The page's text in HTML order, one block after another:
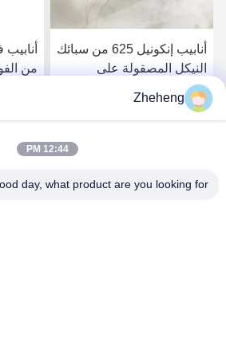
أنابيب إنكونيل 625 من سبائك
النيكل المصقولة على
الساخن، صفائح، ألواح، أنابيب
ملحومة
احصل على افضل سعر
من
Zheheng
12:44 PM
day, what product are you looking for?